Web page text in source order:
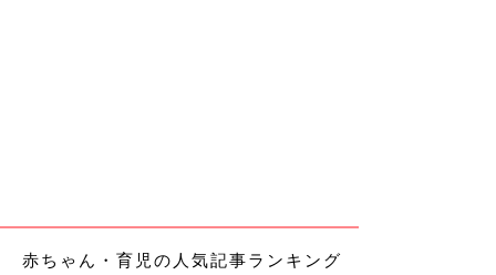
赤ちゃん・育児の人気記事ランキング